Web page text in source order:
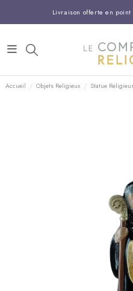
Livraison offerte en
Entreprise Française
Support client
Commandez avant 14H,
Accueil Objets Religieux Statue